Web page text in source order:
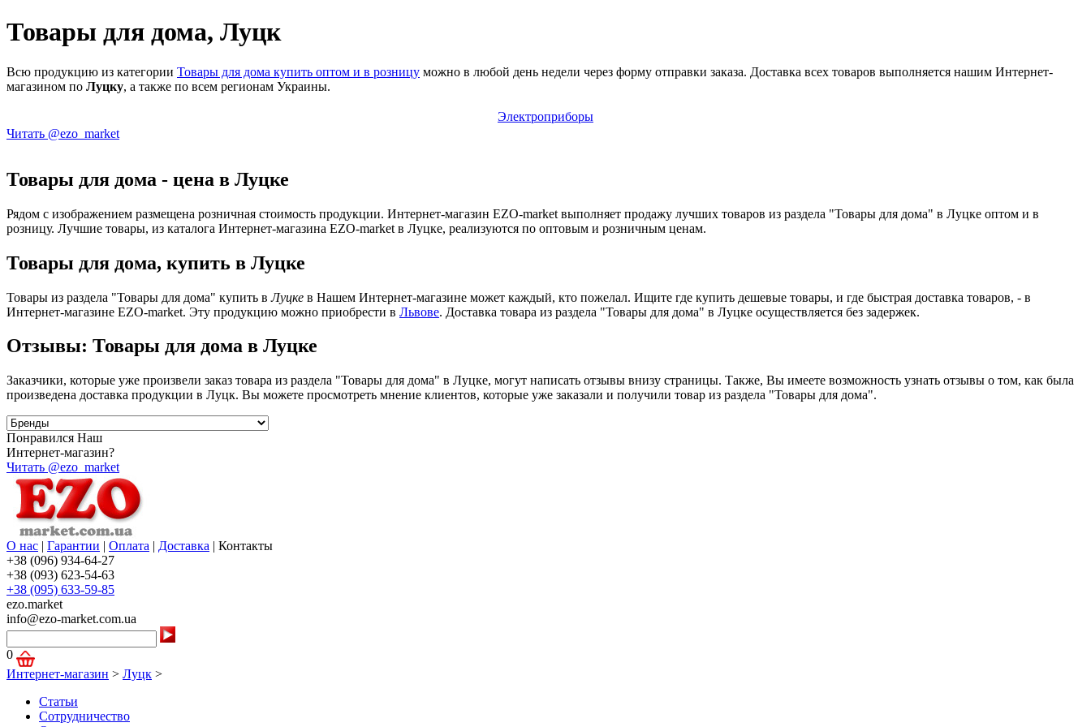
Товары для дома, Луцк
Всю продукцию из категории Товары для дома купить оптом и в розницу можно в любой день недели через форму отправки заказа. Доставка всех товаров выполняется нашим Интернет-
магазином по Луцку, а также по всем регионам Украины.
Электроприборы
Читать @ezo_market
Товары для дома - цена в Луцке
Рядом с изображением размещена розничная стоимость продукции. Интернет-магазин EZO-market выполняет продажу лучших товаров из раздела "Товары для дома" в Луцке оптом и в
розницу. Лучшие товары, из каталога Интернет-магазина EZO-market в Луцке, реализуются по оптовым и розничным ценам.
Товары для дома, купить в Луцке
Товары из раздела "Товары для дома" купить вЛуцке в Нашем Интернет-магазине может каждый, кто пожелал. Ищите где купить дешевые товары, и где быстрая доставка товаров, - в
Интернет-магазине EZO-market. Эту продукцию можно приобрести в Львове. Доставка товара из раздела "Товары для дома" в Луцке осуществляется без задержек.
Отзывы: Товары для дома в Луцке
Заказчики, которые уже произвели заказ товара из раздела "Товары для дома" в Луцке, могут написать отзывы внизу страницы. Также, Вы имеете возможность узнать отзывы о том, как была
произведена доставка продукции в Луцк. Вы можете просмотреть мнение клиентов, которые уже заказали и получили товар из раздела "Товары для дома".
Понравился Наш
Интернет-магазин?
Читать @ezo_market
О нас | Гарантии | Оплата | Доставка | Контакты
+38 (096) 934-64-27
+38 (093) 623-54-63
+38 (095) 633-59-85
ezo.market
info@ezo-market.com.ua
0
Интернет-магазин > Луцк >
Статьи
Сотрудничество